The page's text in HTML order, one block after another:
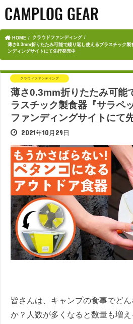
HOME
クラウドファンディング
薄さ0.3mm折りたたみ可能で繰り返し使えるプラスチック製
ンディングサイトにて先行発売中
クラウドファンディング
薄さ0.3mm折りたたみ可能
ラスチック製食器『サラペ
ファンディングサイトにて
2021年10月29日
皆さんは、キャンプの食事でど
か？人数が多くなると数量も増